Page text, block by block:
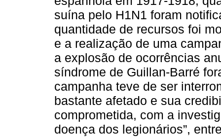
suína pelo H1N1 foram
quantidade de recursos foi
e a realização de uma
a explosão de ocorrências
síndrome de Guillan-Barré
campanha teve de ser
bastante afetado e sua
comprometida, com a
doença dos legionários”,